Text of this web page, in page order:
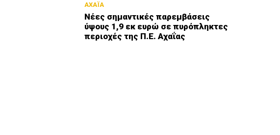
ΑΧΑΪΑ
Νέες σημαντικές παρεμβάσεις
ύψους 1,9 εκ ευρώ σε πυρόπληκτες
περιοχές της Π.Ε. Αχαΐας